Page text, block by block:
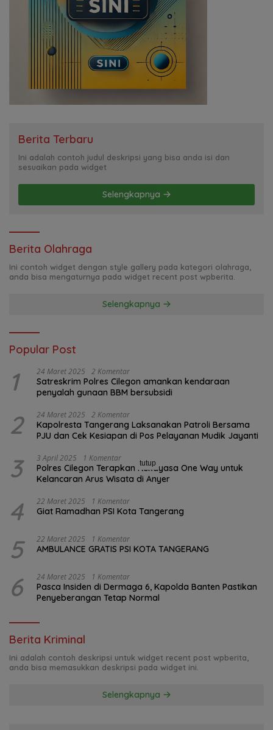
Berita Terbaru
Ini adalah contoh judul deskripsi yang bisa anda isi dan
sesuaikan pada widget
Selengkapnya
Berita Olahraga
Ini contoh widget dengan style gallery pada kategori olahraga,
anda bisa mengaturnya pada widget recent post wpberita.
Selengkapnya
Popular Post
1 24 Maret 2025 2 Komentar
Satreskrim Polres Cilegon amankan kendaraan
penyalah gunaan BBM bersubsidi
2 24 Maret 2025 2 Komentar
Kapolresta Tangerang Laksanakan Patroli Bersama
PJU dan Cek Kesiapan di Pos Pelayanan Mudik Jayanti
3 3 April 2025 1 Komentar
Polres Cilegon Terapkan Rekayasa One Way untuk
Kelancaran Arus Wisata di Anyer
4 22 Maret 2025 1 Komentar
Giat Ramadhan PSI Kota Tangerang
5 22 Maret 2025 1 Komentar
AMBULANCE GRATIS PSI KOTA TANGERANG
6 24 Maret 2025 1 Komentar
Pasca Insiden di Dermaga 6, Kapolda Banten Pastikan
Penyeberangan Tetap Normal
Berita Kriminal
Ini adalah contoh deskripsi untuk widget recent post wpberita,
anda bisa memasukkan deskripsi pada widget ini.
Selengkapnya
tutup